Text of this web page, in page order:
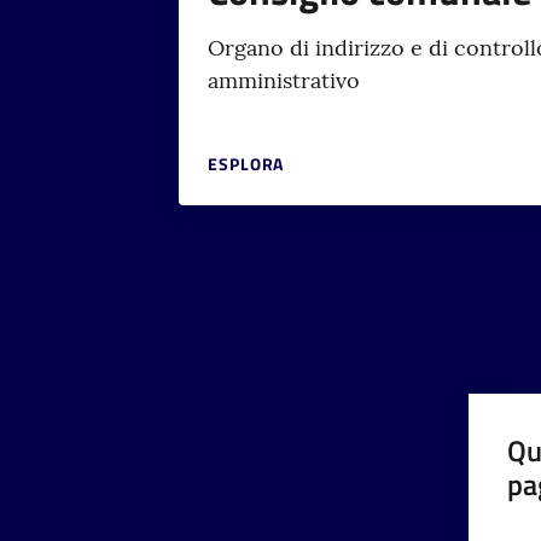
Organo di indirizzo e di
amministrativo
ESPLORA